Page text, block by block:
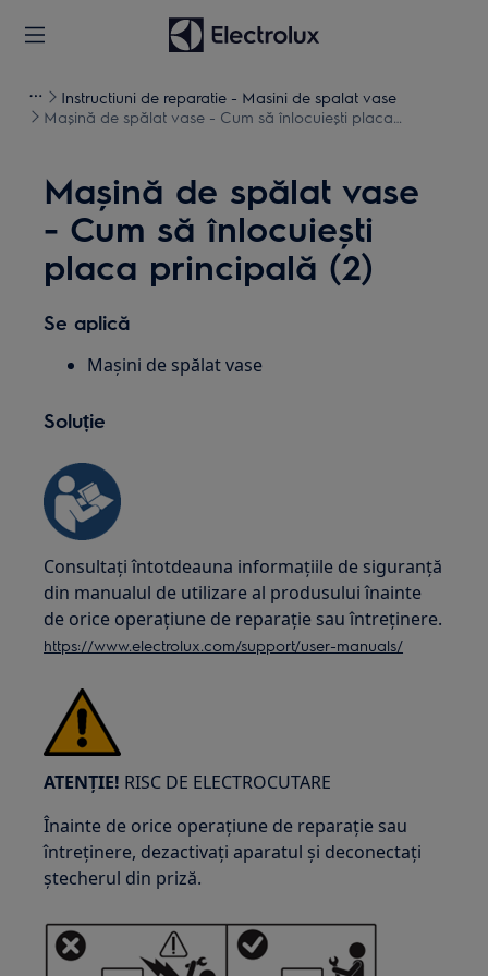
Instructiuni de reparatie - Masini de spalat vase
Mașină de spălat vase - Cum să înlocuiești placa
Mașină de spălat vase
- Cum să înlocuiești
placa principală (2)
Se aplică
Mașini de spălat vase
Soluție
Consultați întotdeauna informațiile de siguranță
din manualul de utilizare al produsului înainte
de orice operațiune de reparație sau întreținere.
https://www.electrolux.com/support/user-manuals/
ATENȚIE! RISC DE ELECTROCUTARE
Înainte de orice operațiune de reparație sau
întreținere, dezactivați aparatul și deconectați
ștecherul din priză.